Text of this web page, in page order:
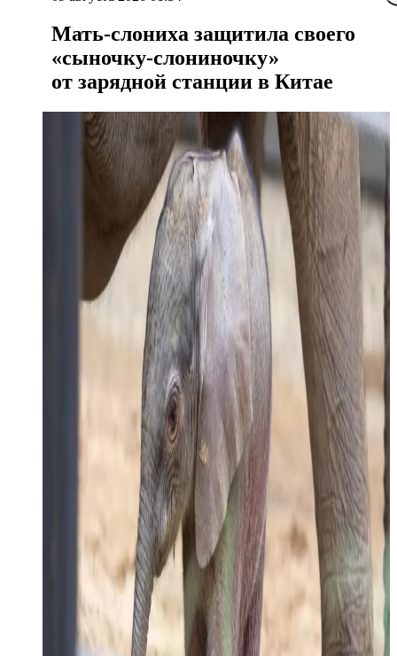
Мать-слониха защитила своего
«сыночку-слониночку»
от зарядной станции в Китае